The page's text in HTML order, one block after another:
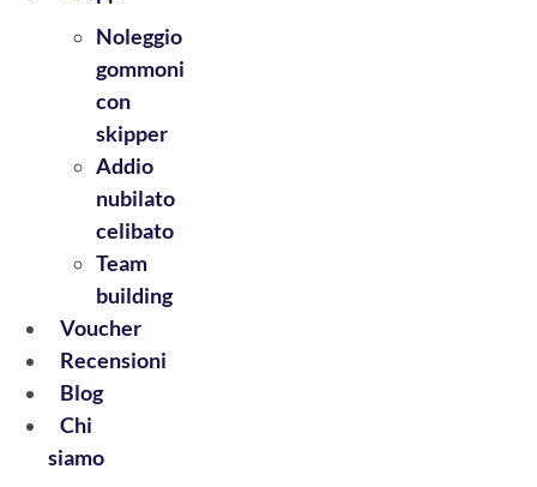
Noleggio
gommoni
con
skipper
Addio
nubilato
celibato
Team
building
Voucher
Recensioni
Blog
Chi
siamo